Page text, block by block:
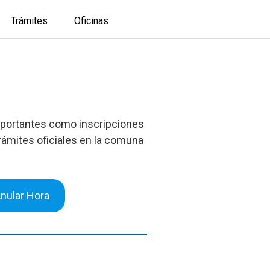
Trámites Oficinas
como inscripciones
oficiales en la comuna
Hora